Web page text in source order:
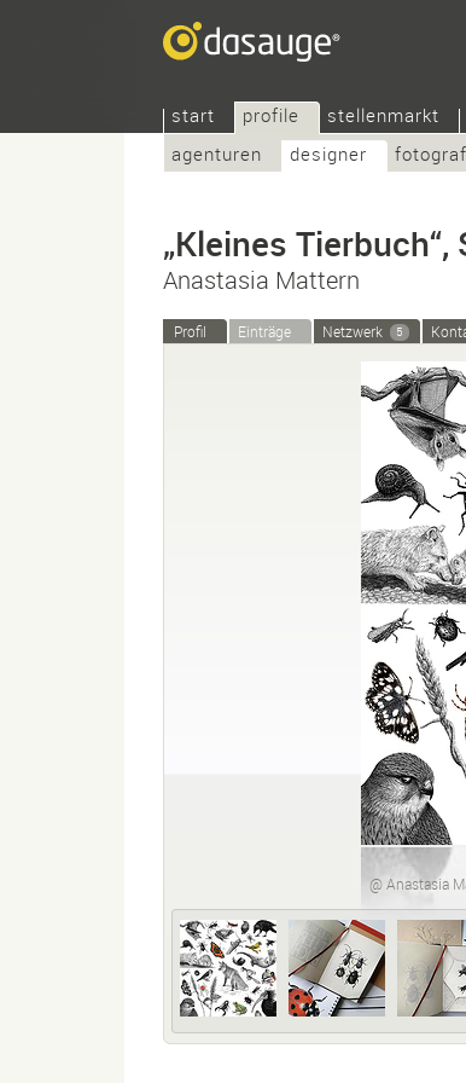
start
profile
agenturen
designer
stellenmarkt
„Kleines
Anastasia Mattern
Profil Einträge Netzwerk 5
@ Anastasia